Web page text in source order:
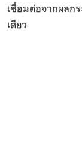
เชื่อมต่อจากผลก
เดียว